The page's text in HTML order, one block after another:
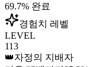
69.7% 완료
경험치 레벨
LEVEL
113
👑자정의 지배자